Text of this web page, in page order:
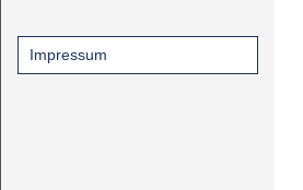
Impressum